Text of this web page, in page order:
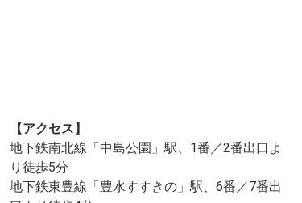
【アクセス】
地下鉄南北線「中島公園」駅、1番／2番出口よ
り徒歩5分
地下鉄東豊線「豊水すすきの」駅、6番／7番出